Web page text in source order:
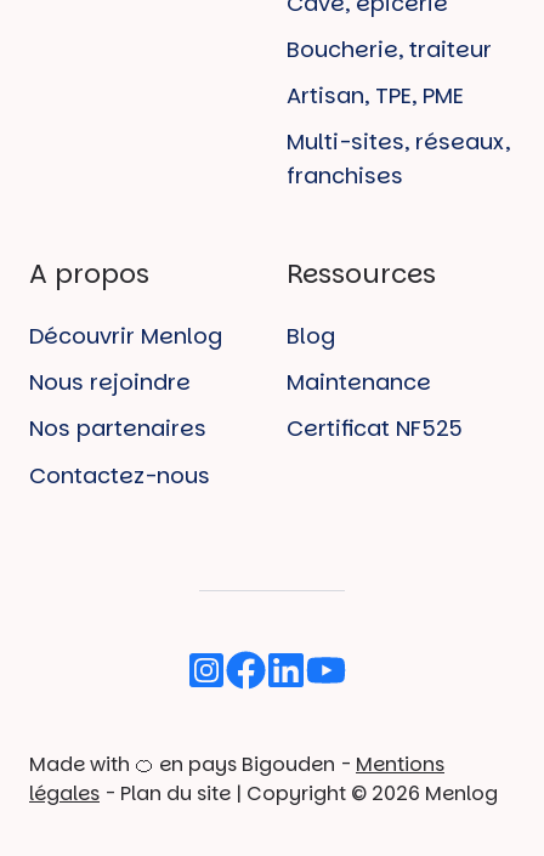
Boucherie, traiteur
Artisan, TPE, PME
Multi-sites, réseaux,
franchises
A propos
Découvrir Menlog
Nous rejoindre
Nos partenaires
Contactez-nous
Ressources
Blog
Maintenance
Certificat NF525
Made with 🍊 en pays Bigouden - Mentions
légales - Plan du site | Copyright © 2026 Menlog